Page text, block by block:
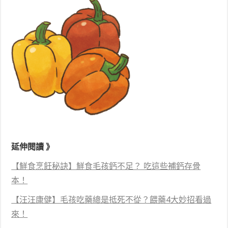
延伸閱讀 》
【鮮食烹飪秘訣】鮮食毛孩鈣不足？ 吃這些補鈣存骨
本！
【汪汪康健】毛孩吃藥總是抵死不從？餵藥4大妙招看過
來！